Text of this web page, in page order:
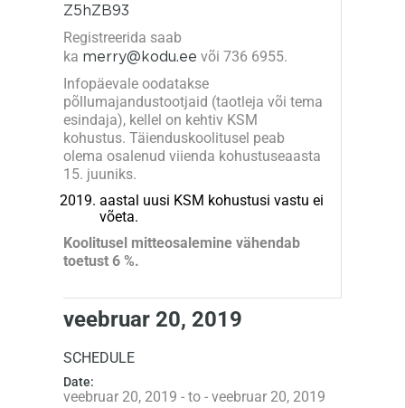
Z5hZB93
Registreerida saab
ka merry@kodu.ee või 736 6955.
Infopäevale oodatakse
põllumajandustootjaid (taotleja või tema
esindaja), kellel on kehtiv KSM
kohustus. Täienduskoolitusel peab
olema osalenud viienda kohustuseaasta
15. juuniks.
aastal uusi KSM kohustusi vastu ei
võeta.
Koolitusel mitteosalemine vähendab
toetust 6 %.
veebruar 20, 2019
SCHEDULE
Date:
veebruar 20, 2019 - to - veebruar 20, 2019